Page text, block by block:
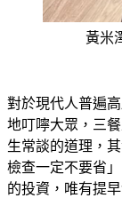
黃米
對於現代人普遍
地叮嚀大眾，三
生常談的道理，
檢查一定不要省
的投資，唯有提